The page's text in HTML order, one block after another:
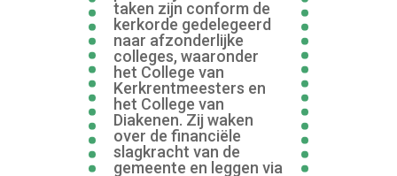
taken zijn conform de
kerkorde gedelegeerd
naar afzonderlijke
colleges, waaronder
het College van
Kerkrentmeesters en
het College van
Diakenen. Zij waken
over de financiële
slagkracht van de
gemeente en leggen via